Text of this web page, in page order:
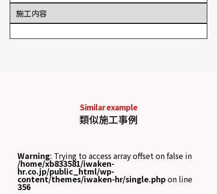
施工内容
Similar example
類似施工事例
Warning: Trying to access array offset on false in
/home/xb833581/iwaken-
hr.co.jp/public_html/wp-
content/themes/iwaken-hr/single.phpon line
356